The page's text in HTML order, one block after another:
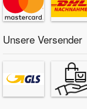
Unsere Versender